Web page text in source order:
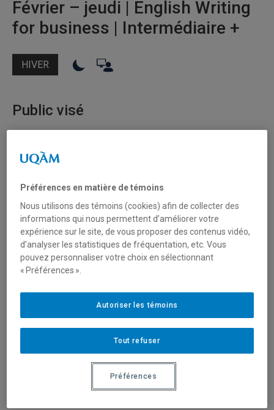
Février – jeudi | English Writing
for business | Intermédiaire +
HIVER
Public visé
Étudiants
Professionnels
Niveaux offerts*
Intermédiaire B1
Intermédiaire supérieur B2
*test de classement obligatoire
Formule de cours
Hybride
Préférences en matière de témoins
Nous utilisons des témoins (cookies) afin de collecter des
informations qui nous permettent d’améliorer votre
expérience sur le site, de vous proposer des contenus vidéo,
d’analyser les statistiques de fréquentation, etc. Vous
pouvez personnaliser votre choix en sélectionnant
« Préférences ».
Tout refuser
Autoriser les témoins
Préférences